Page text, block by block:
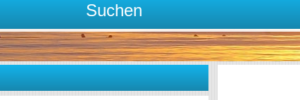
Suchen